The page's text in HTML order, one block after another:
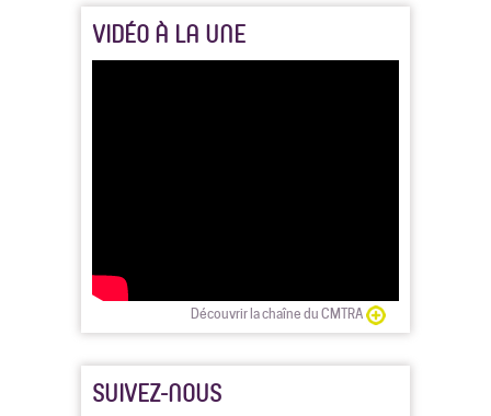
VIDÉO À LA UNE
Découvrir la chaîne du CMTRA
SUIVEZ-NOUS